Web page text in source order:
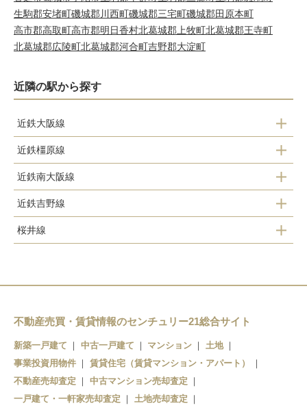
生駒郡安堵町磯城郡川西町磯城郡三宅町磯城郡田原本町
高市郡高取町高市郡明日香村北葛城郡上牧町北葛城郡王寺町
北葛城郡広陵町北葛城郡河合町吉野郡大淀町
近隣の駅から探す
近鉄大阪線
真菅駅
大和八木駅
耳成駅
近鉄橿原線
新ノ口駅
大和八木駅
八木西口駅
近鉄南大阪線
坊城駅
橿原神宮西口駅
近鉄吉野線
橿原神宮前駅
桜井線
畝傍駅
金橋駅
不動産売買・賃貸情報のセンチュリー21総合サイト
新築一戸建て 中古一戸建て マンション
土地
事業投資用物件
賃貸住宅（賃貸マンション・アパート）
不動産売却査定
中古マンション売却査定
一戸建て・一軒家売却査定
土地売却査定